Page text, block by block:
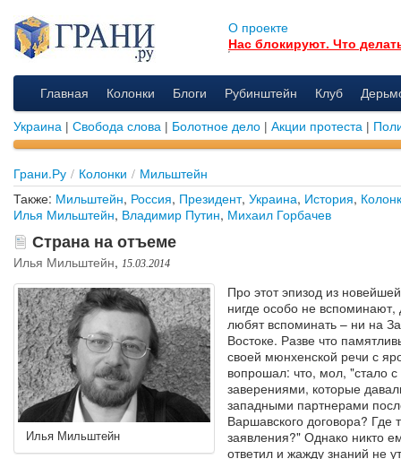
О проекте
Нас блокируют. Что
Главная Колонки Блоги Рубинштейн Клуб
Украина | Свобода слова | Болотное дело | Акции протеста |
Грани.Ру / Колонки / Мильштейн
Также: Мильштейн, Россия, Президент, Украина, История,
Илья Мильштейн, Владимир Путин, Михаил Горбачев
Страна на отъеме
Илья Мильштейн, 15.03.2014
Илья Мильштейн
Про этот эпизод из
нигде особо не вспоминают,
любят вспоминать – ни на
Востоке. Разве что
своей мюнхенской речи с
вопрошал: что, мол, "стало
заверениями, которые
западными партнерами
Варшавского договора? Где
заявления?" Однако никто
ответил и жажду знаний не